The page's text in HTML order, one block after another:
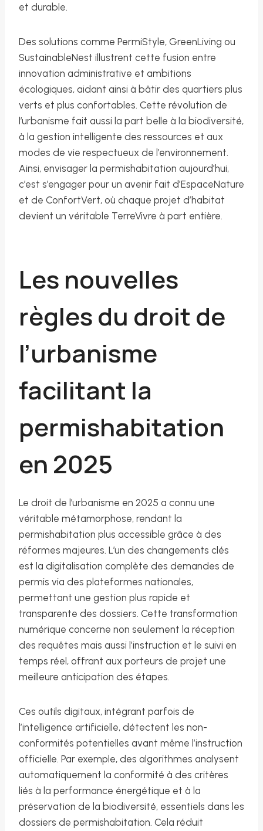
et durable.
Des solutions comme PermiStyle, GreenLiving ou
SustainableNest illustrent cette fusion entre
innovation administrative et ambitions
écologiques, aidant ainsi à bâtir des quartiers plus
verts et plus confortables. Cette révolution de
l’urbanisme fait aussi la part belle à la biodiversité,
à la gestion intelligente des ressources et aux
modes de vie respectueux de l’environnement.
Ainsi, envisager la permishabitation aujourd’hui,
c’est s’engager pour un avenir fait d’EspaceNature
et de ConfortVert, où chaque projet d’habitat
devient un véritable TerreVivre à part entière.
Les nouvelles
règles du droit de
l’urbanisme
facilitant la
permishabitation
en 2025
Le droit de l’urbanisme en 2025 a connu une
véritable métamorphose, rendant la
permishabitation plus accessible grâce à des
réformes majeures. L’un des changements clés
est la digitalisation complète des demandes de
permis via des plateformes nationales,
permettant une gestion plus rapide et
transparente des dossiers. Cette transformation
numérique concerne non seulement la réception
des requêtes mais aussi l’instruction et le suivi en
temps réel, offrant aux porteurs de projet une
meilleure anticipation des étapes.
Ces outils digitaux, intégrant parfois de
l’intelligence artificielle, détectent les non-
conformités potentielles avant même l’instruction
officielle. Par exemple, des algorithmes analysent
automatiquement la conformité à des critères
liés à la performance énergétique et à la
préservation de la biodiversité, essentiels dans les
dossiers de permishabitation. Cela réduit